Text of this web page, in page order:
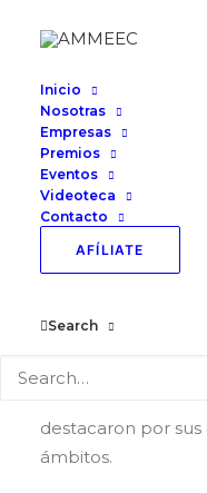
Inicio
Nosotras
Empresas
Premios
Eventos
Videoteca
Contacto
AFÍLIATE
Search
Presea
Gaytán
2023
Solemne, el H.
destacaron por
ámbitos.